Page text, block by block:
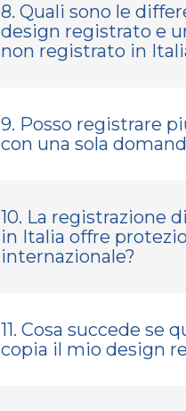
8. Quali sono le
design registrato e
non registrato in
9. Posso registrare
con una sola
10. La registrazione
in Italia offre
internazionale?
11. Cosa succede se
copia il mio design